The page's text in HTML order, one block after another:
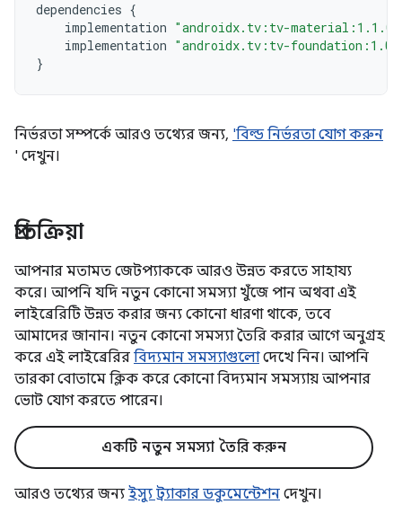
dependencies {
implementation "androidx.tv:tv-material:1.1.0"
implementation "androidx.tv:tv-
}
নির্ভরতা সম্পর্কে আরও তথ্যের জন্য, 'বিল্ড নির্ভরতা যোগ করুন
' দেখুন।
প্রতিক্রিয়া
আপনার মতামত জেটপ্যাককে আরও উন্নত করতে সাহায্য
করে। আপনি যদি নতুন কোনো সমস্যা খুঁজে পান অথবা এই
লাইব্রেরিটি উন্নত করার জন্য কোনো ধারণা থাকে, তবে
আমাদের জানান। নতুন কোনো সমস্যা তৈরি করার আগে অনুগ্রহ
করে এই লাইব্রেরির বিদ্যমান সমস্যাগুলোদেখে নিন। আপনি
তারকা বোতামে ক্লিক করে কোনো বিদ্যমান সমস্যায় আপনার
ভোট যোগ করতে পারেন।
একটি নতুন সমস্যা তৈরি করুন
আরও তথ্যের জন্য ইস্যু ট্র্যাকার ডকুমেন্টেশন দেখুন।